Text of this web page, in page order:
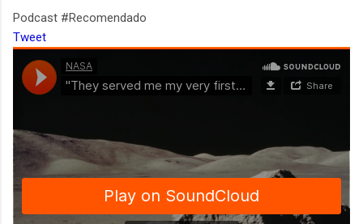
Podcast #Recomendado
Tweet